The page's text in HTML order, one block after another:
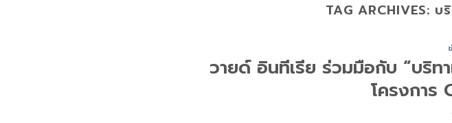
TAG ARCHIVES: บ
วายด์ อินทีเรีย ร่วมมือกับ “บริ
โครงการ